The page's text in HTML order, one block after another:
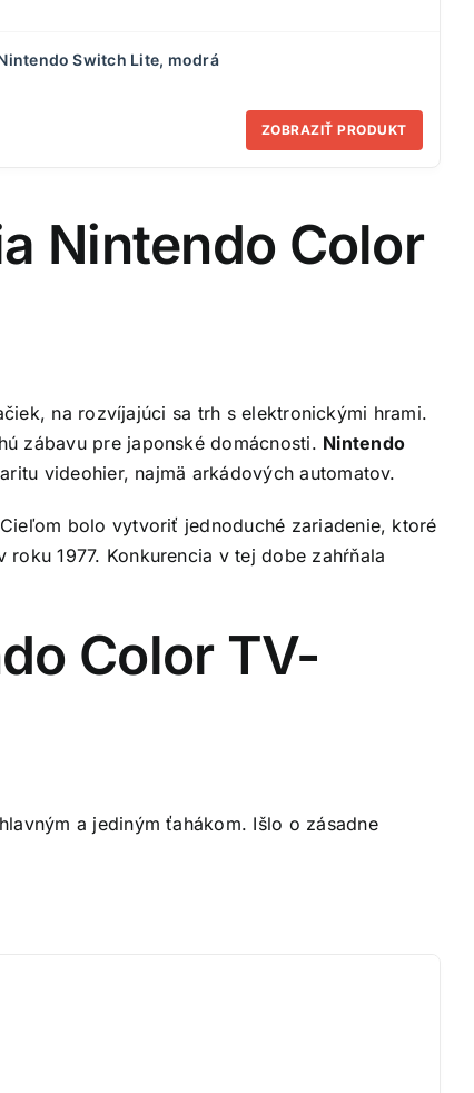
Switch Lite, modrá
ZOBRAZIŤ PRODUKT
Nintendo Color
na rozvíjajúci sa trh s elektronickými hrami.
zábavu pre japonské domácnosti. Nintendo
videohier, najmä arkádových automatov.
bolo vytvoriť jednoduché zariadenie, ktoré
1977. Konkurencia v tej dobe zahŕňala
Color TV-
a jediným ťahákom. Išlo o zásadne